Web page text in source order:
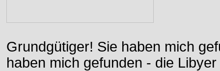
Grundgütiger! Sie haben mich
haben mich gefunden - die